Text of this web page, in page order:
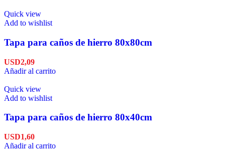
Quick view
Add to wishlist
Tapa para caños de hierro 80x80cm
USD2,09
Añadir al carrito
Quick view
Add to wishlist
Tapa para caños de hierro 80x40cm
USD1,60
Añadir al carrito